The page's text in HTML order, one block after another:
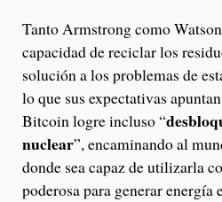
Tanto Armstrong como
capacidad de reciclar los
solución a los problemas de
lo que sus expectativas
Bitcoin logre incluso “
nuclear”, encaminando al
donde sea capaz de utilizarla
poderosa para generar energía